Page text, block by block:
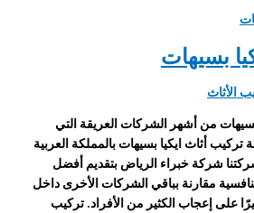
بسيهات
الأثاث
من أشهر الشركات العريقة التي
أثاث ايكيا بسيهات بالمملكة العربية
شركة خبراء الرياض بتقديم أفضل
مقارنة بباقي الشركات الأخرى داخل
على إعجاب الكثير من الأفراد. تركيب